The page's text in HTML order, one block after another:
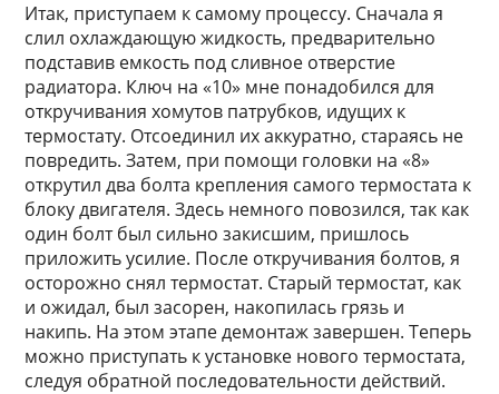
Итак, приступаем к самому процессу. Сначала я
слил охлаждающую жидкость, предварительно
подставив емкость под сливное отверстие
радиатора. Ключ на «10» мне понадобился для
откручивания хомутов патрубков, идущих к
термостату. Отсоединил их аккуратно, стараясь не
повредить. Затем, при помощи головки на «8»
открутил два болта крепления самого термостата к
блоку двигателя. Здесь немного повозился, так как
один болт был сильно закисшим, пришлось
приложить усилие. После откручивания болтов, я
осторожно снял термостат. Старый термостат, как
и ожидал, был засорен, накопилась грязь и
накипь. На этом этапе демонтаж завершен. Теперь
можно приступать к установке нового термостата,
следуя обратной последовательности действий.